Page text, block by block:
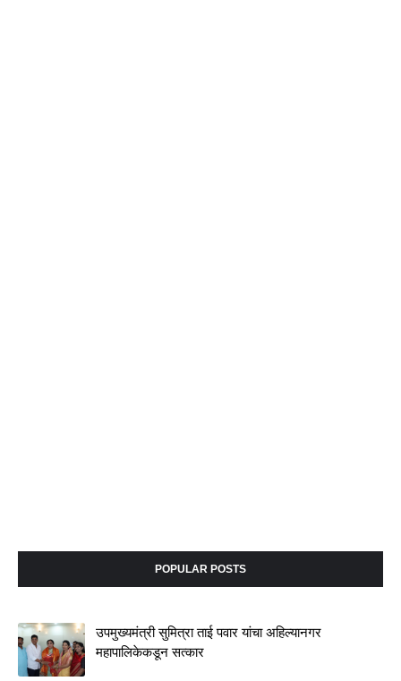
POPULAR POSTS
उपमुख्यमंत्री सुमित्रा ताई पवार यांचा अहिल्यानगर
महापालिकेकडून सत्कार